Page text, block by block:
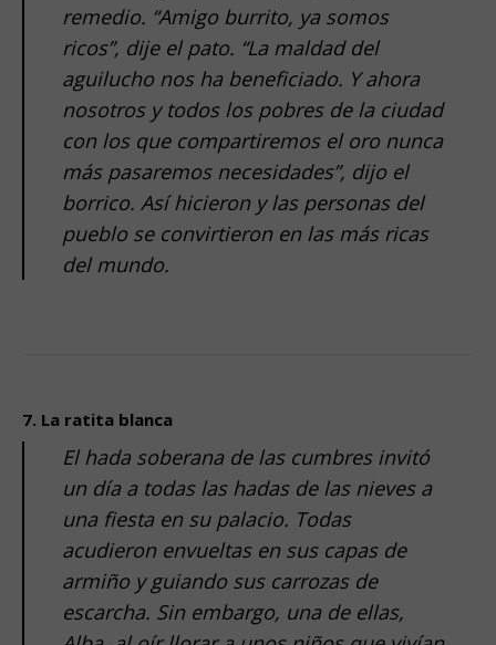
remedio. “Amigo burrito, ya somos
ricos”, dije el pato. “La maldad del
aguilucho nos ha beneficiado. Y ahora
nosotros y todos los pobres de la ciudad
con los que compartiremos el oro nunca
más pasaremos necesidades”, dijo el
borrico. Así hicieron y las personas del
pueblo se convirtieron en las más ricas
del mundo.
7. La ratita blanca
El hada soberana de las cumbres invitó
un día a todas las hadas de las nieves a
una fiesta en su palacio. Todas
acudieron envueltas en sus capas de
armiño y guiando sus carrozas de
escarcha. Sin embargo, una de ellas,